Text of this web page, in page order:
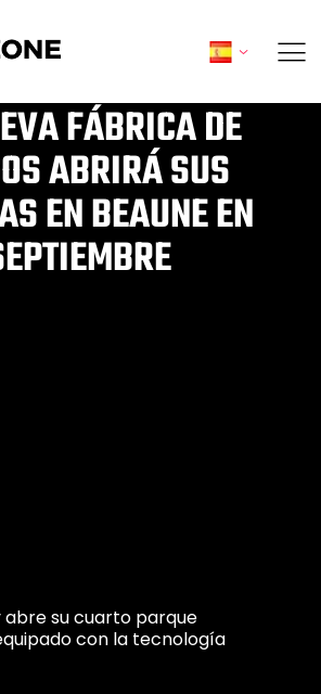
FÁBRICA DE
ABRIRÁ SUS
EN BEAUNE EN
su cuarto parque
con la tecnología